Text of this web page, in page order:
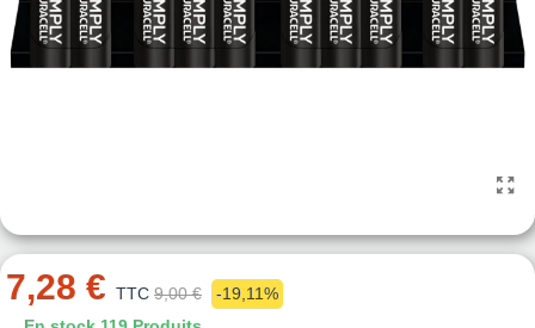
7,28 € TTC 9,00 €
-19,11%